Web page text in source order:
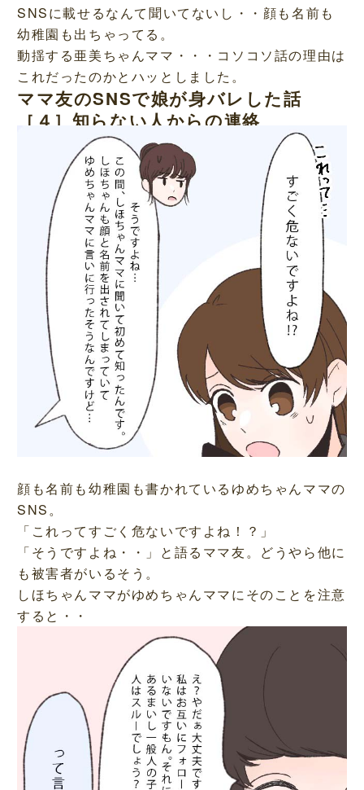
SNSに載せるなんて聞いてないし・・顔も名前も
幼稚園も出ちゃってる。
動揺する亜美ちゃんママ・・・コソコソ話の理由は
これだったのかとハッとしました。
ママ友のSNSで娘が身バレした話
［４］知らない人からの連絡
顔も名前も幼稚園も書かれているゆめちゃんママの
SNS。
「これってすごく危ないですよね！？」
「そうですよね・・」と語るママ友。どうやら他に
も被害者がいるそう。
しほちゃんママがゆめちゃんママにそのことを注意
すると・・